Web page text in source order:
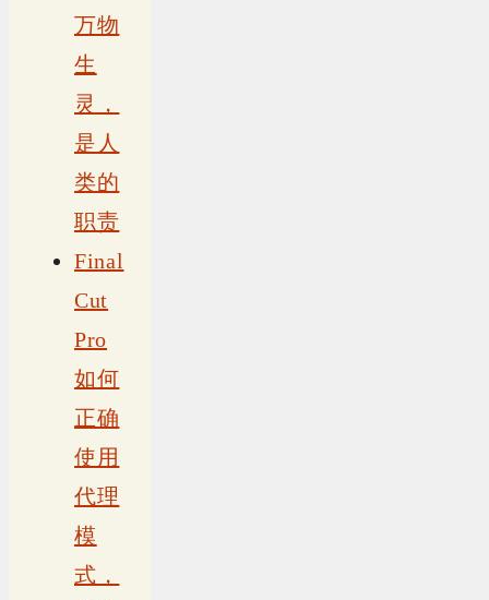
万物
生
灵，
是人
类的
职责
Final
Cut
Pro
如何
正确
使用
代理
模
式，